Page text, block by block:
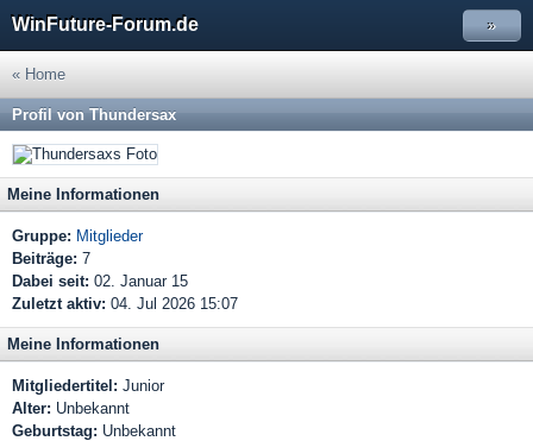
WinFuture-Forum.de »
« Home
Profil von Thundersax
Meine Informationen
Gruppe: Mitglieder
Beiträge: 7
Dabei seit: 02. Januar 15
Zuletzt aktiv: 04. Jul 2026 15:07
Meine Informationen
Mitgliedertitel: Junior
Alter: Unbekannt
Geburtstag: Unbekannt